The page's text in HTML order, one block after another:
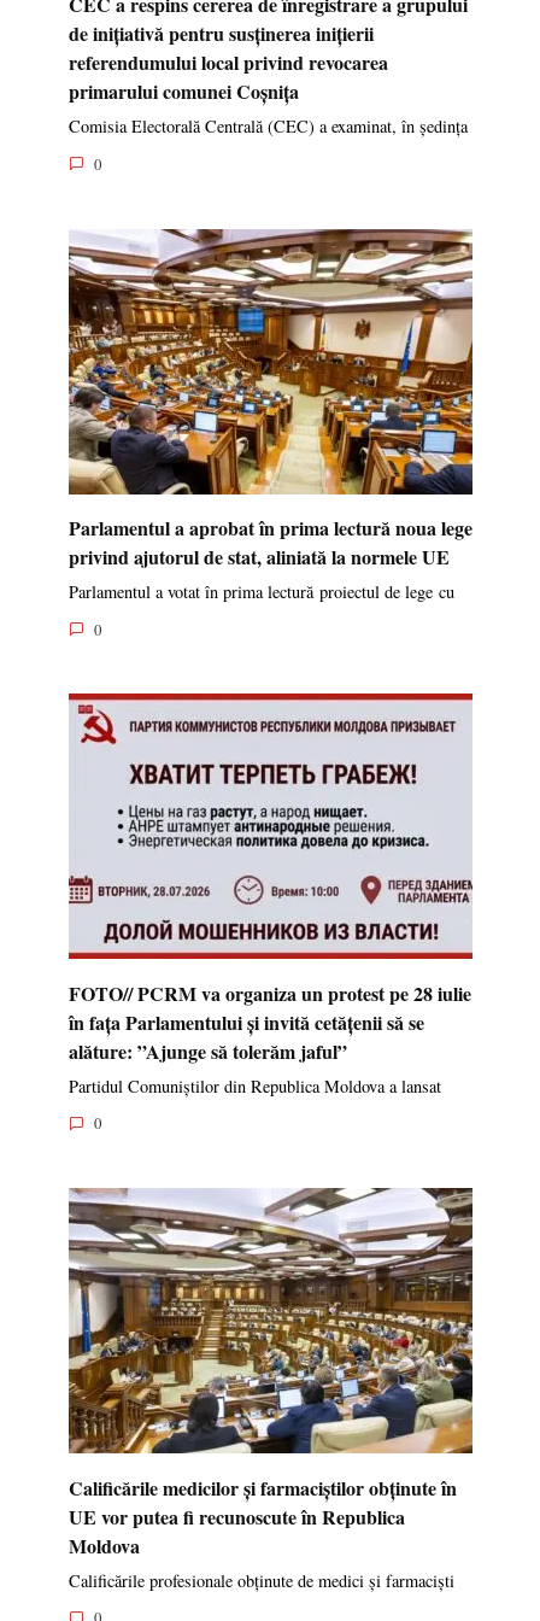
de inițiativă pentru susținerea inițierii
referendumului local privind revocarea
primarului comunei Coșnița
Comisia Electorală Centrală (CEC) a examinat, în ședința
0
Parlamentul a aprobat în prima lectură noua lege
privind ajutorul de stat, aliniată la normele UE
Parlamentul a votat în prima lectură proiectul de lege cu
0
FOTO// PCRM va organiza un protest pe 28 iulie
în fața Parlamentului și invită cetățenii să se
alăture: ”Ajunge să tolerăm jaful”
Partidul Comuniștilor din Republica Moldova a lansat
0
Calificările medicilor și farmaciștilor obținute în
UE vor putea fi recunoscute în Republica
Moldova
Calificările profesionale obținute de medici și farmaciști